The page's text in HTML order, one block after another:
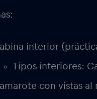
interior
Tipos interiores:
con vistas al